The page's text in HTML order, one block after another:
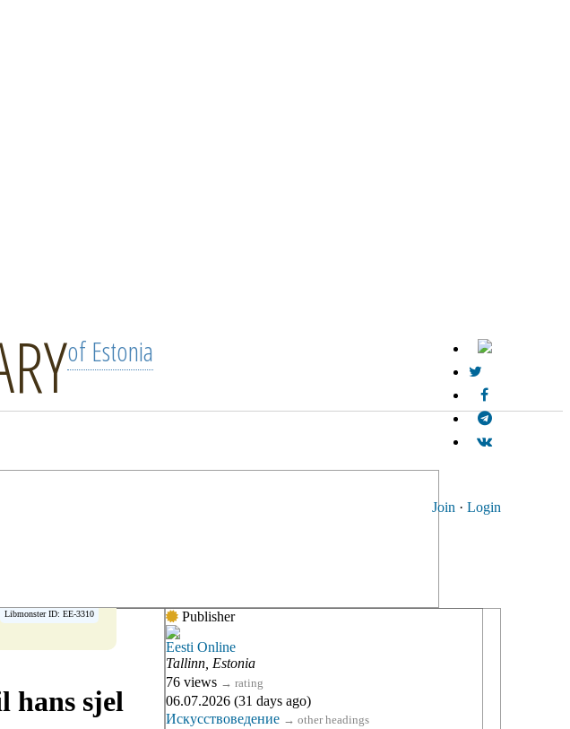
of Estonia
Join · Login
Libmonster ID: EE-3310
hans sjel
Publisher
Eesti Online
Tallinn, Estonia
76 views → rating
06.07.2026 (31 days ago)
Искусствоведение → other headings